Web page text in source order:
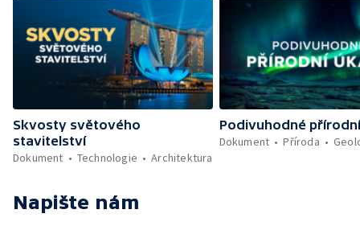
Skvosty světového
stavitelství
Dokument
Technologie Architektura
Podivuhodné
Dokument
Příroda
Napište nám